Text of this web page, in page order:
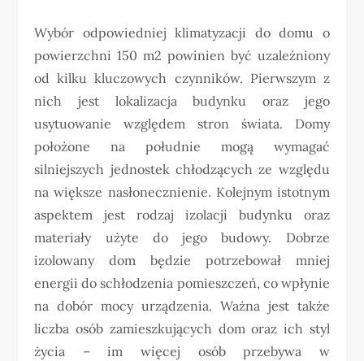
Wybór odpowiedniej klimatyzacji do domu o
powierzchni 150 m2 powinien być uzależniony
od kilku kluczowych czynników. Pierwszym z
nich jest lokalizacja budynku oraz jego
usytuowanie względem stron świata. Domy
położone na południe mogą wymagać
silniejszych jednostek chłodzących ze względu
na większe nasłonecznienie. Kolejnym istotnym
aspektem jest rodzaj izolacji budynku oraz
materiały użyte do jego budowy. Dobrze
izolowany dom będzie potrzebował mniej
energii do schłodzenia pomieszczeń, co wpłynie
na dobór mocy urządzenia. Ważna jest także
liczba osób zamieszkujących dom oraz ich styl
życia – im więcej osób przebywa w